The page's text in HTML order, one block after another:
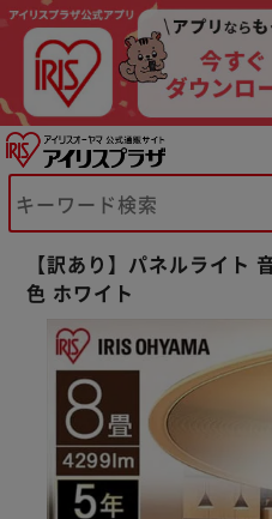
【訳あり】パネルライト
色 ホワイト